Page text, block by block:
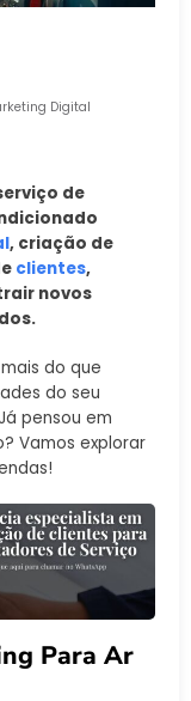
Digital
de
, criação de
clientes,
novos
do que
do seu
pensou em
Vamos explorar
Para Ar